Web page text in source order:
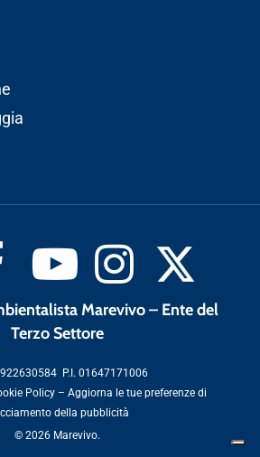
Marevivo – Ente del
Terzo Settore
P.I. 01647171006
Policy –Aggiorna le tue preferenze di
della pubblicità
© 2026 Marevivo.